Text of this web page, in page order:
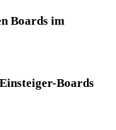
Boards im
Boards